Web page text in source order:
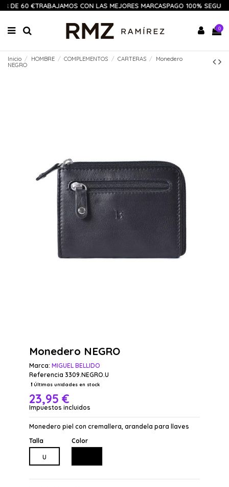
DE 60 €TRABAJAMOS CON LAS MEJORES MARCASPAGO 100% SEGURO
0
Inicio HOMBRE COMPLEMENTOS CARTERAS
Monedero
NEGRO
Monedero NEGRO
Marca: MIGUEL BELLIDO
Referencia 3309.NEGRO.U
Últimas unidades en stock
23,95 €
Impuestos incluidos
Monedero piel con cremallera, arandela para llaves
Talla
U
Color